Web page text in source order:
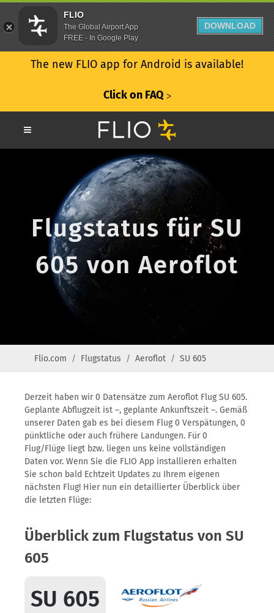
The new FLIO app for Android is available!
Click on FAQ ᐳ
Flugstatus für SU
605 von Aeroflot
Flio.com Flugstatus Aeroflot SU 605
Derzeit haben wir 0 Datensätze zum Aeroflot Flug SU 605.
Geplante Abflugzeit ist –, geplante Ankunftszeit –. Gemäß
unserer Daten gab es bei diesem Flug 0 Verspätungen, 0
pünktliche oder auch frühere Landungen. Für 0
Flug/Flüge liegt bzw. liegen uns keine vollständigen
Daten vor. Wenn Sie die FLIO App installieren erhalten
Sie schon bald Echtzeit Updates zu Ihrem eigenen
nächsten Flug! Hier nun ein detaillierter Überblick über
die letzten Flüge:
Überblick zum Flugstatus von SU
605
SU 605
FLIO
The Global Airport App
FREE - In Google Play
DOWNLOAD